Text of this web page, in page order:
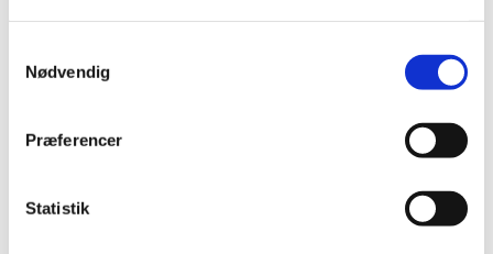
Nødvendig
Præferencer
Statistik